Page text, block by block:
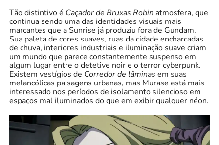
Tão distintivo é Caçador de Bruxas Robin atmosfera, que
continua sendo uma das identidades visuais mais
marcantes que a Sunrise já produziu fora de Gundam.
Sua paleta de cores suaves, ruas da cidade encharcadas
de chuva, interiores industriais e iluminação suave criam
um mundo que parece constantemente suspenso em
algum lugar entre o detetive noir e o terror cyberpunk.
Existem vestígios de Corredor de lâminas em suas
melancólicas paisagens urbanas, mas Murase está mais
interessado nos períodos de isolamento silencioso em
espaços mal iluminados do que em exibir qualquer néon.